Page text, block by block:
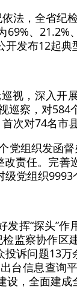
法，全省纪
、21.2%
发布12起典
视，深入开
察，对584
对74名市
党组织发函
责任。完
党组织9993
挥“探头”
监察协作区
诉问题13
台信息查询
，全面建